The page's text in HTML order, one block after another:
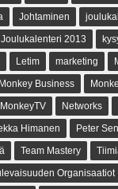
Johtaminen
Joulukalenteri 2013
Letim marketing
Monkey Business
MonkeyTV Networks
Himanen Peter
Team Mastery
Organisaatiot